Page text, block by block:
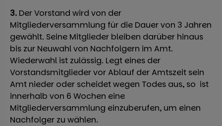
3. Der Vorstand wird von der
Mitgliederversammlung für die Dauer von 3 Jahren
gewählt. Seine Mitglieder bleiben darüber hinaus
bis zur Neuwahl von Nachfolgern im Amt.
Wiederwahl ist zulässig. Legt eines der
Vorstandsmitglieder vor Ablauf der Amtszeit sein
Amt nieder oder scheidet wegen Todes aus, so ist
innerhalb von 6 Wochen eine
Mitgliederversammlung einzuberufen, um einen
Nachfolger zu wählen.